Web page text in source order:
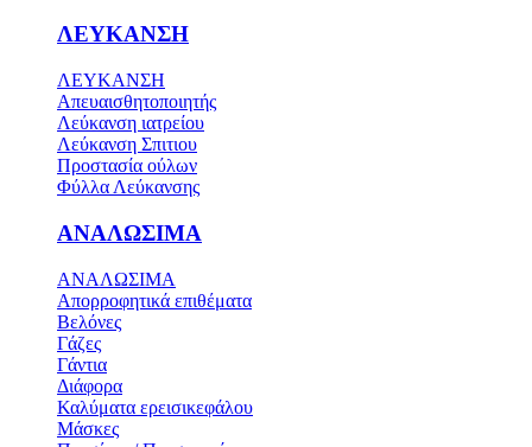
ΛΕΥΚΑΝΣΗ
ΛΕΥΚΑΝΣΗ
Απευαισθητοποιητής
Λεύκανση ιατρείου
Λεύκανση Σπιτιου
Προστασία ούλων
Φύλλα Λεύκανσης
ΑΝΑΛΩΣΙΜΑ
ΑΝΑΛΩΣΙΜΑ
Απορροφητικά επιθέματα
Βελόνες
Γάζες
Γάντια
Διάφορα
Καλύματα ερεισικεφάλου
Μάσκες